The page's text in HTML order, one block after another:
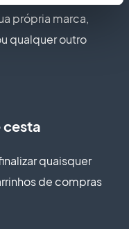
própria marca,
qualquer outro
cesta
quaisquer
de compras